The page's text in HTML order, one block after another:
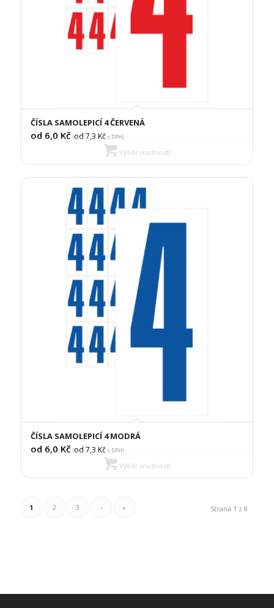
ČÍSLA SAMOLEPICÍ 4 ČERVENÁ
od 6,0 Kč (od 7,3 Kčs DPH)
Výběr možností
ČÍSLA SAMOLEPICÍ 4 MODRÁ
od 6,0 Kč (od 7,3 Kčs DPH)
Výběr možností
Strana 1 z 8
1 2 3 › »